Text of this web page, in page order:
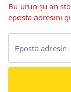
Bu ürün şu an
eposta adresini